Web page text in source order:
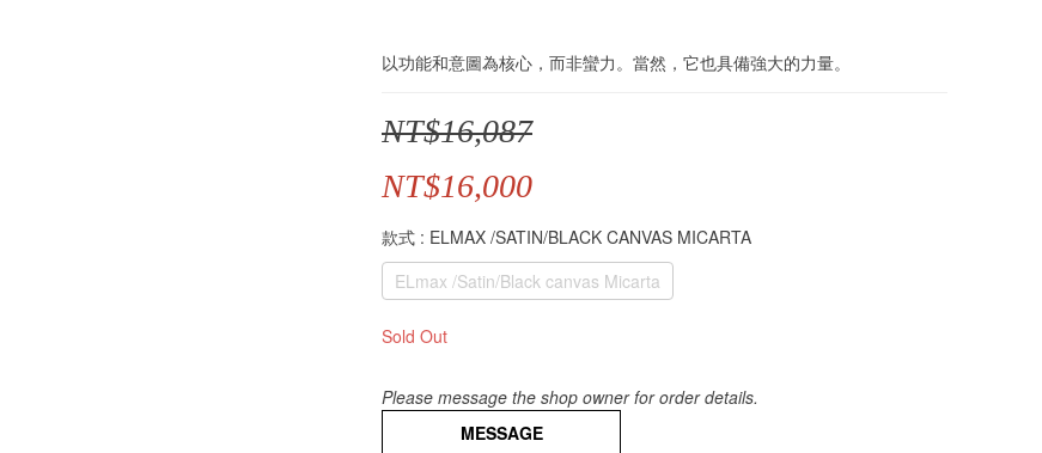
以功能和意圖為核心，而非蠻力。當然，它也具備強大的力量。
NT$16,087
NT$16,000
款式 : ELMAX /SATIN/BLACK CANVAS MICARTA
ELmax /Satin/Black canvas Micarta
Sold Out
Please message the shop owner for order details.
MESSAGE